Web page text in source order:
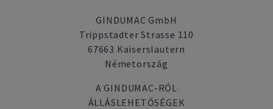
GINDUMAC GmbH
Trippstadter Strasse 110
67663 Kaiserslautern
Németország
A GINDUMAC-RÓL
ÁLLÁSLEHETŐSÉGEK